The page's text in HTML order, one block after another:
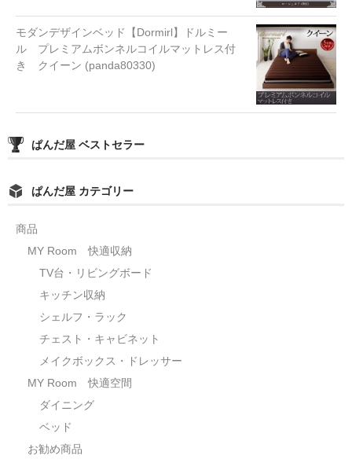
モダンデザインベッド【Dormirl】ドルミー
ル プレミアムボンネルコイルマットレス付
き クイーン (panda80330)
ぱんだ屋 ベストセラー
ぱんだ屋 カテゴリー
商品
MY Room 快適収納
TV台・リビングボード
キッチン収納
シェルフ・ラック
チェスト・キャビネット
メイクボックス・ドレッサー
MY Room 快適空間
ダイニング
ベッド
お勧め商品